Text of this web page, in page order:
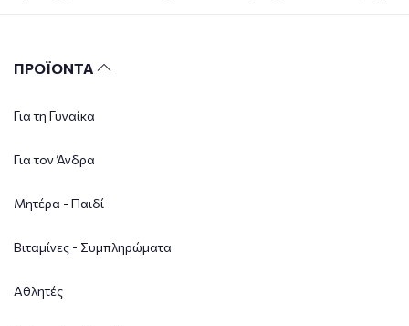
ΠΡΟΪΟΝΤΑ
Για τη Γυναίκα
Για τον Άνδρα
Μητέρα - Παιδί
Βιταμίνες - Συμπληρώματα
Αθλητές